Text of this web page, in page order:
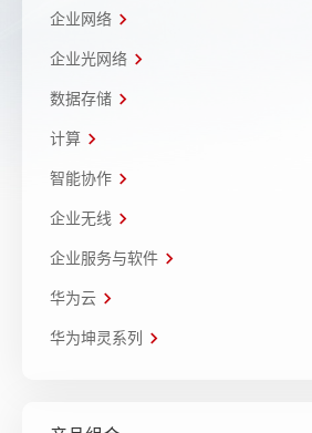
企业网络
企业光网络
数据存储
计算
智能协作
企业无线
企业服务与软件
华为云
华为坤灵系列